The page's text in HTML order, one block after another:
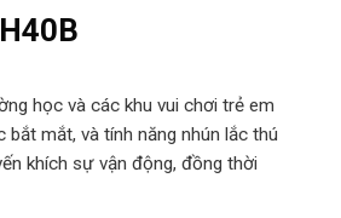
học và các khu vui chơi trẻ em
mắt, và tính năng nhún lắc thú
khích sự vận động, đồng thời